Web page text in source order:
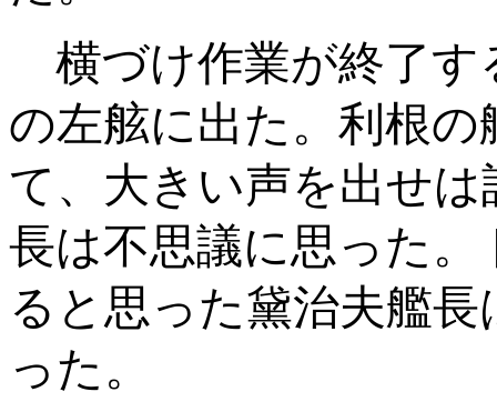
横づけ作業が終了す
の左舷に出た。利根
て、大きい声を出せ
長は不思議に思った
ると思った黛治夫艦
った。